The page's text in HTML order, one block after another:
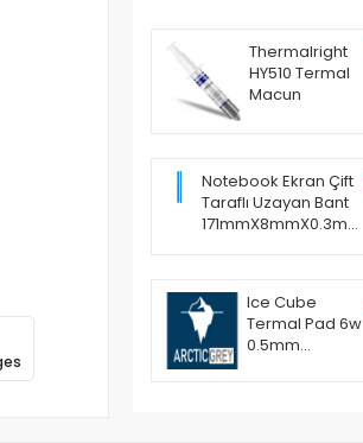
Thermalright
HY510 Termal
Macun
Notebook Ekran Çift
Taraflı Uzayan Bant
171mmX8mmX0.3mm
Ice Cube
Termal Pad 6w
0.5mm